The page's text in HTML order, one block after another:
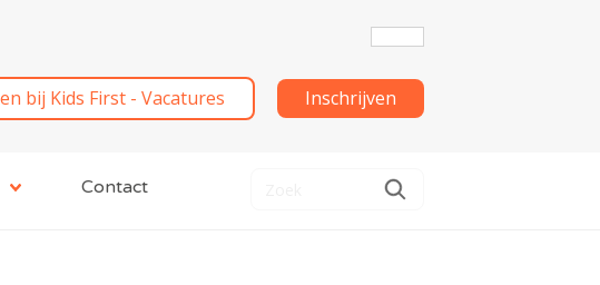
bij Kids First - Vacatures Inschrijven
Contact